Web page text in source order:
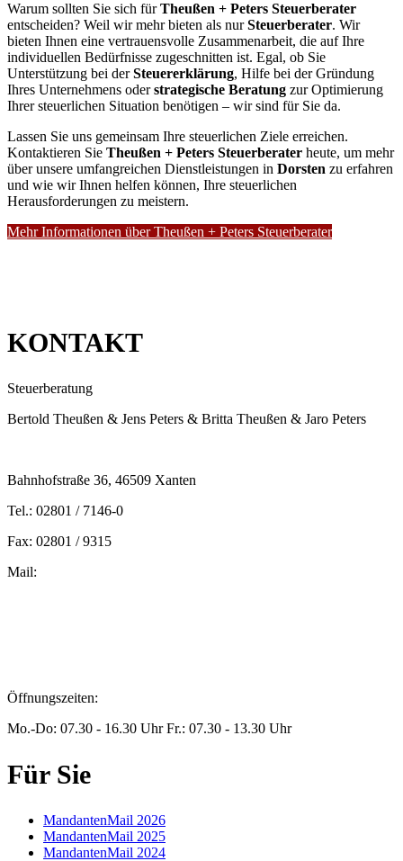
Warum sollten Sie sich fürTheußen + Peters Steuerberater
entscheiden? Weil wir mehr bieten als nurSteuerberater. Wir
bieten Ihnen eine vertrauensvolle Zusammenarbeit, die auf Ihre
individuellen Bedürfnisse zugeschnitten ist. Egal, ob Sie
Unterstützung bei derSteuererklärung, Hilfe bei der Gründung
Ihres Unternehmens oderstrategische Beratung zur Optimierung
Ihrer steuerlichen Situation benötigen – wir sind für Sie da.
Lassen Sie uns gemeinsam Ihre steuerlichen Ziele erreichen.
Kontaktieren Sie Theußen + Peters Steuerberater heute, um mehr
über unsere umfangreichen Dienstleistungen in Dorsten zu erfahren
und wie wir Ihnen helfen können, Ihre steuerlichen
Herausforderungen zu meistern.
Mehr Informationen über Theußen + Peters Steuerberater
KONTAKT
Steuerberatung
Bertold Theußen & Jens Peters & Britta Theußen & Jaro Peters
Bahnhofstraße 36, 46509 Xanten
Tel.: 02801 / 7146-0
Fax: 02801 / 9315
Mail:
Öffnungszeiten:
Mo.-Do: 07.30 - 16.30 Uhr Fr.: 07.30 - 13.30 Uhr
Für Sie
MandantenMail 2026
MandantenMail 2025
MandantenMail 2024